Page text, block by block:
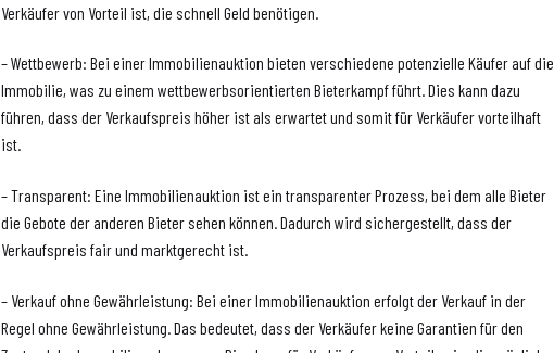
Verkäufer von Vorteil ist, die schnell Geld benötigen.
– Wettbewerb: Bei einer Immobilienauktion bieten verschiedene potenzielle Käufer auf die
Immobilie, was zu einem wettbewerbsorientierten Bieterkampf führt. Dies kann dazu
führen, dass der Verkaufspreis höher ist als erwartet und somit für Verkäufer vorteilhaft
ist.
– Transparent: Eine Immobilienauktion ist ein transparenter Prozess, bei dem alle Bieter
die Gebote der anderen Bieter sehen können. Dadurch wird sichergestellt, dass der
Verkaufspreis fair und marktgerecht ist.
– Verkauf ohne Gewährleistung: Bei einer Immobilienauktion erfolgt der Verkauf in der
Regel ohne Gewährleistung. Das bedeutet, dass der Verkäufer keine Garantien für den